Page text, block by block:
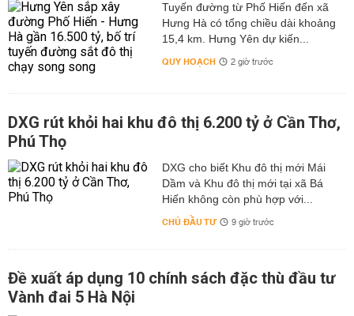
Tuyến đường từ Phố Hiến đến xã
Hưng Hà có tổng chiều dài khoảng
15,4 km. Hưng Yên dự kiến...
QUY HOẠCH 2 giờ trước
DXG rút khỏi hai khu đô thị 6.200 tỷ ở Cần Thơ,
Phú Thọ
DXG cho biết Khu đô thị mới Mái
Dầm và Khu đô thị mới tại xã Bá
Hiến không còn phù hợp với...
CHỦ ĐẦU TƯ 9 giờ trước
Đề xuất áp dụng 10 chính sách đặc thù đầu tư
Vành đai 5 Hà Nội